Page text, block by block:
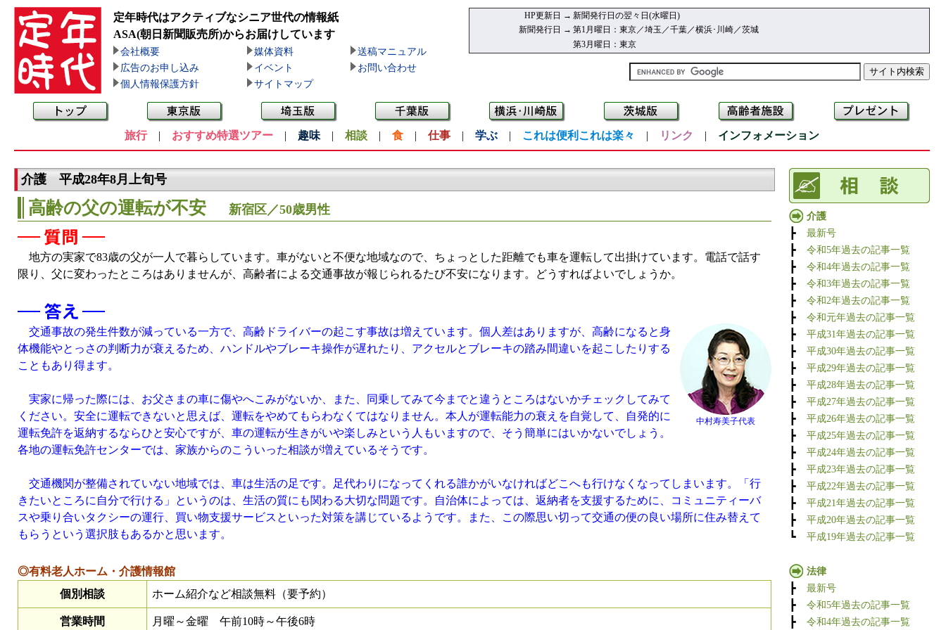
定年時代はアクティブなシニア世代の情報紙
ASA(朝日新聞販売所)からお届けしています
会社概要 媒体資料
送稿マニュアル
広告のお申し込み
イベント
お問い合わせ
個人情報保護方針
サイトマップ
HP更新日 → 新聞発行日の翌々日(水曜日)
新聞発行日 → 第1月曜日：東京／埼玉／千葉／横浜･川崎／茨城
第3月曜日：東京
旅行| おすすめ特選ツアー | 趣味 | 相談 | 食 | 仕事 | 学ぶ | これは便利これは楽々 | リンク | インフォメーション
介護 平成28年8月上旬号
高齢の父の運転が不安 新宿区／50歳男性
地方の実家で83歳の父が一人で暮らしています。車がないと不便な地域なので、ちょっとした距離でも車を運転して出掛けています。電話で話す
限り、父に変わったところはありませんが、高齢者による交通事故が報じられるたび不安になります。どうすればよいでしょうか。
中村寿美子代表
交通事故の発生件数が減っている一方で、高齢ドライバーの起こす事故は増えています。個人差はありますが、高齢になると身
体機能やとっさの判断力が衰えるため、ハンドルやブレーキ操作が遅れたり、アクセルとブレーキの踏み間違いを起こしたりする
こともあり得ます。
実家に帰った際には、お父さまの車に傷やへこみがないか、また、同乗してみて今までと違うところはないかチェックしてみて
ください。安全に運転できないと思えば、運転をやめてもらわなくてはなりません。本人が運転能力の衰えを自覚して、自発的に
運転免許を返納するならひと安心ですが、車の運転が生きがいや楽しみという人もいますので、そう簡単にはいかないでしょう。
各地の運転免許センターでは、家族からのこういった相談が増えているそうです。
交通機関が整備されていない地域では、車は生活の足です。足代わりになってくれる誰かがいなければどこへも行けなくなってしまいます。「行
きたいところに自分で行ける」というのは、生活の質にも関わる大切な問題です。自治体によっては、返納者を支援するために、コミュニティーバ
スや乗り合いタクシーの運行、買い物支援サービスといった対策を講じているようです。また、この際思い切って交通の便の良い場所に住み替えて
もらうという選択肢もあるかと思います。
◎有料老人ホーム・介護情報館
個別相談
ホーム紹介など相談無料（要予約）
営業時間 月曜～金曜 午前10時～午後6時
介護
┣ 最新号
┣ 令和5年過去の記事一覧
┣ 令和4年過去の記事一覧
┣ 令和3年過去の記事一覧
┣ 令和2年過去の記事一覧
┣ 令和元年過去の記事一覧
┣ 平成31年過去の記事一覧
┣ 平成30年過去の記事一覧
┣ 平成29年過去の記事一覧
┣ 平成28年過去の記事一覧
┣ 平成27年過去の記事一覧
┣ 平成26年過去の記事一覧
┣ 平成25年過去の記事一覧
┣ 平成24年過去の記事一覧
┣ 平成23年過去の記事一覧
┣ 平成22年過去の記事一覧
┣ 平成21年過去の記事一覧
┣ 平成20年過去の記事一覧
┗ 平成19年過去の記事一覧
法律
┣ 最新号
┣ 令和5年過去の記事一覧
┣ 令和4年過去の記事一覧